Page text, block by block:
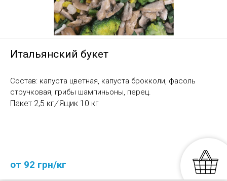
Итальянский букет
Состав: капуста цветная, капуста брокколи, фасоль
стручковая, грибы шампиньоны, перец.
Пакет 2,5 кг/Ящик 10 кг
от 92 грн/кг